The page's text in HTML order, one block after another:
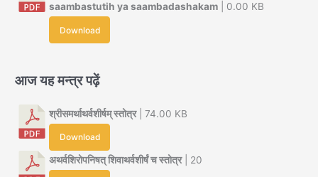
saambastutih ya saambadashakam | 0.00 KB
Download
आज यह मन्त्र पढ़ें
श्रीसमर्थाथर्वशीर्षम् स्तोत्र| 74.00 KB
Download
अथर्वशिरोपनिषत् शिवाथर्वशीर्षं च स्तोत्र| 20